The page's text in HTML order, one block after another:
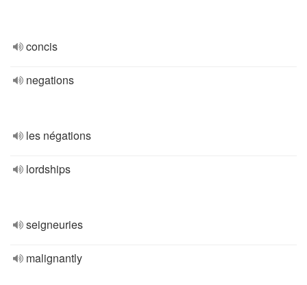
concis
negations
les négations
lordships
seigneuries
malignantly